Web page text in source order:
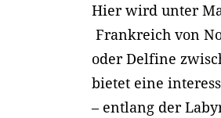
Hier wird unter
Frankreich von
oder Delfine
bietet eine
– entlang der